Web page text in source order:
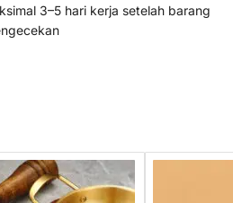
3–5 hari kerja setelah barang